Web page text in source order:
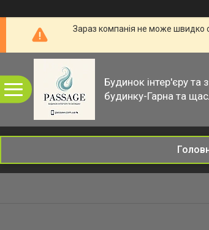
Зараз компанія не може швидко
Будинок інтер'єру
будинку-Гарна та